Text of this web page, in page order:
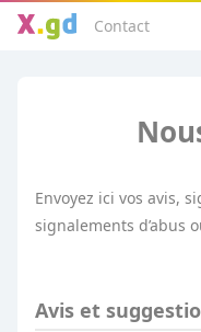
Contact
Envoyez ici vos avis,
signalements d’abus
Avis et